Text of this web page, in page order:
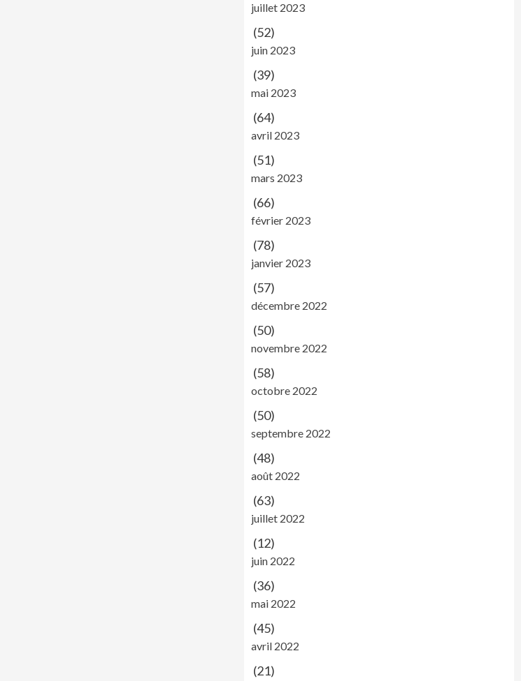
juillet 2023
(52)
juin 2023
(39)
mai 2023
(64)
avril 2023
(51)
mars 2023
(66)
février 2023
(78)
janvier 2023
(57)
décembre 2022
(50)
novembre 2022
(58)
octobre 2022
(50)
septembre 2022
(48)
août 2022
(63)
juillet 2022
(12)
juin 2022
(36)
mai 2022
(45)
avril 2022
(21)